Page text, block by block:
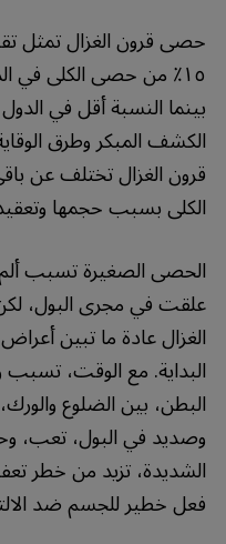
١٥٪ من حصى الكلى في
بينما النسبة أقل في
الكشف المبكر وطرق
قرون الغزال تختلف عن
الكلى بسبب حجمها
الحصى الصغيرة تسبب
علقت في مجرى البول،
الغزال عادة ما تبين
البداية. مع الوقت،
البطن، بين الضلوع
وصديد في البول، تعب،
الشديدة، تزيد من خطر
فعل خطير للجسم ضد